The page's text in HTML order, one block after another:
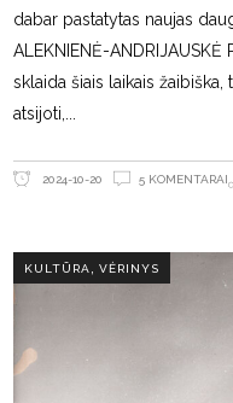
dabar pastatytas naujas
ALEKNIENĖ-
sklaida šiais laikais žaibiška,
atsijoti,
2024-10-20 5 KOMENTARAI
KULTŪRA ,VĖRINYS